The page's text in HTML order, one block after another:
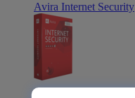
Avira Internet Security